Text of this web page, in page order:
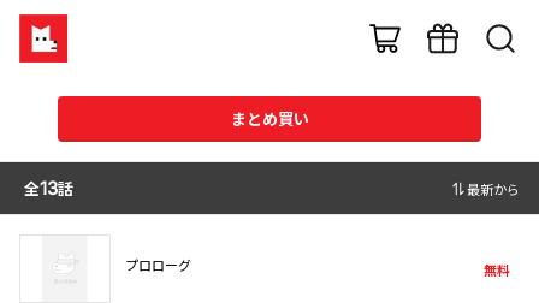
まとめ買い
全13話 最新から
プロローグ 無料